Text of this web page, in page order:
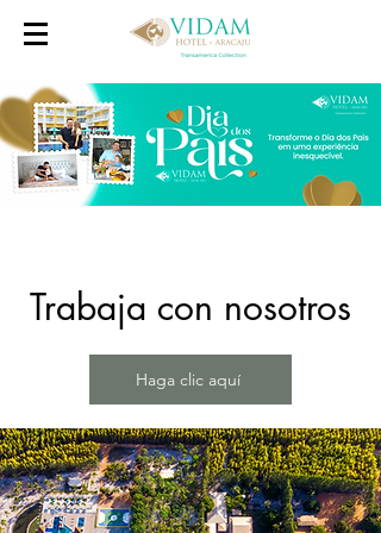
Trabaja con nosotros
Haga clic aquí